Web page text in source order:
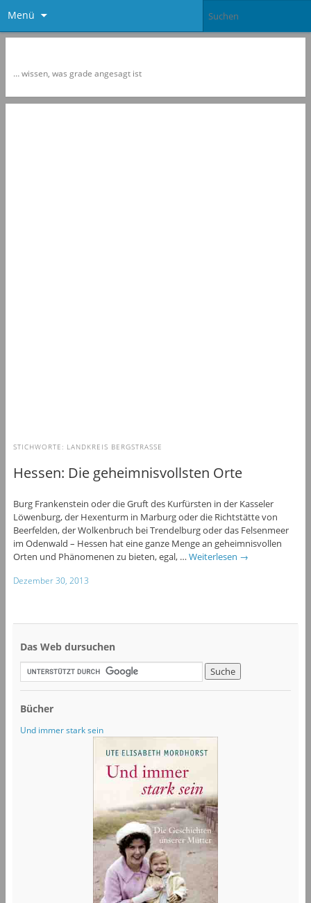
Menü
… wissen, was grade angesagt ist
STICHWORTE: LANDKREIS BERGSTRASSE
Hessen: Die geheimnisvollsten Orte
Burg Frankenstein oder die Gruft des Kurfürsten in der Kasseler
Löwenburg, der Hexenturm in Marburg oder die Richtstätte von
Beerfelden, der Wolkenbruch bei Trendelburg oder das Felsenmeer
im Odenwald – Hessen hat eine ganze Menge an geheimnisvollen
Orten und Phänomenen zu bieten, egal, … Weiterlesen →
Dezember 30, 2013
Das Web dursuchen
Bücher
Und immer stark sein